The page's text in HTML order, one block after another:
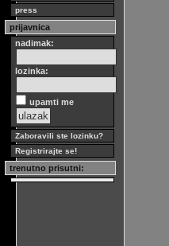
press
prijavnica
nadimak:
lozinka:
upamti me
Zaboravili ste lozinku?
Registrirajte se!
trenutno prisutni: